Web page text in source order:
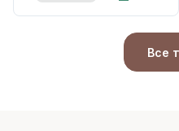
Все